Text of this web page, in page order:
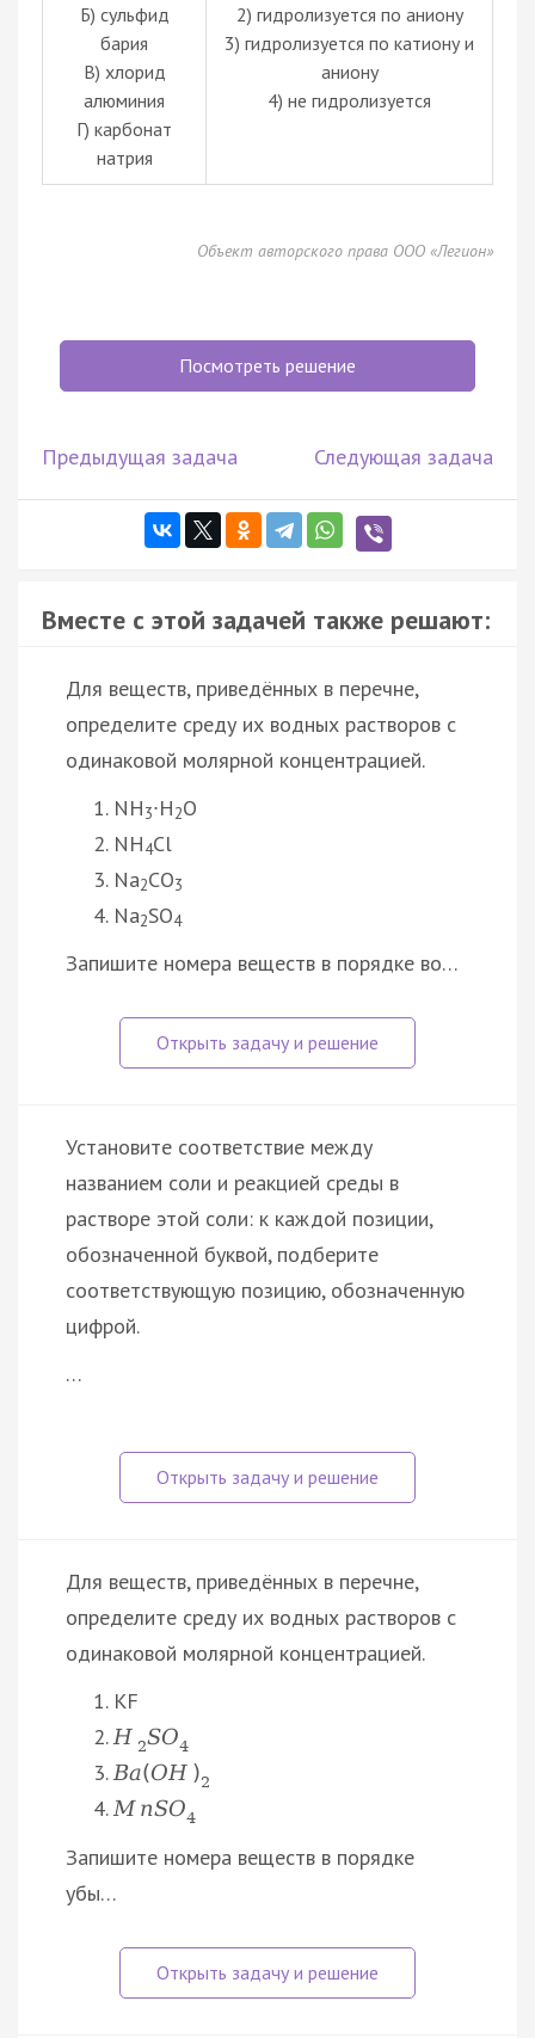
Б) сульфид
бария
В) хлорид
алюминия
Г) карбонат
натрия
2) гидролизуется по аниону
3) гидролизуется по катиону и
аниону
4) не гидролизуется
Объект авторского права ООО «Легион»
Посмотреть решение
Предыдущая задача Следующая задача
Вместе с этой задачей также решают:
Для веществ, приведённых в перечне,
определите среду их водных растворов с
одинаковой молярной концентрацией.
NH3∙H2O
NH4Cl
Na2CO3
Na2SO4
Запишите номера веществ в порядке во…
Установите соответствие между
названием соли и реакцией среды в
растворе этой соли: к каждой позиции,
обозначенной буквой, подберите
соответствующую позицию, обозначенную
цифрой.
…
Для веществ, приведённых в перечне,
определите среду их водных растворов с
одинаковой молярной концентрацией.
KF
H 2SO4
Ba(OH )2
M nSO4
Запишите номера веществ в порядке
убы…